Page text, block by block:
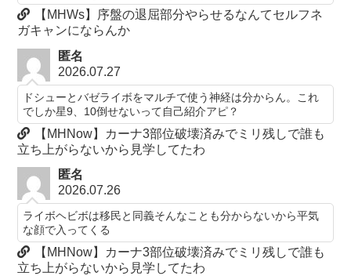
【MHWs】序盤の退屈部分やらせるなんてセルフネ
ガキャンにならんか
匿名
2026.07.27
ドシューとバゼライボをマルチで使う神経は分からん。これ
でしか星9、10倒せないって自己紹介アピ？
【MHNow】カーナ3部位破壊済みでミリ残しで誰も
立ち上がらないから見学してたわ
匿名
2026.07.26
ライボヘビボは移民と同義そんなことも分からないから平気
な顔で入ってくる
【MHNow】カーナ3部位破壊済みでミリ残しで誰も
立ち上がらないから見学してたわ